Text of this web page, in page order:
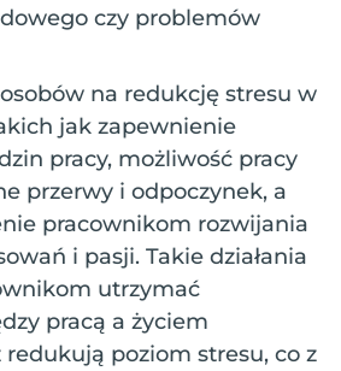
czy problemów
na redukcję stresu w
jak zapewnienie
pracy, możliwość pracy
przerwy i odpoczynek, a
pracownikom rozwijania
i pasji. Takie działania
utrzymać
pracą a życiem
poziom stresu, co z